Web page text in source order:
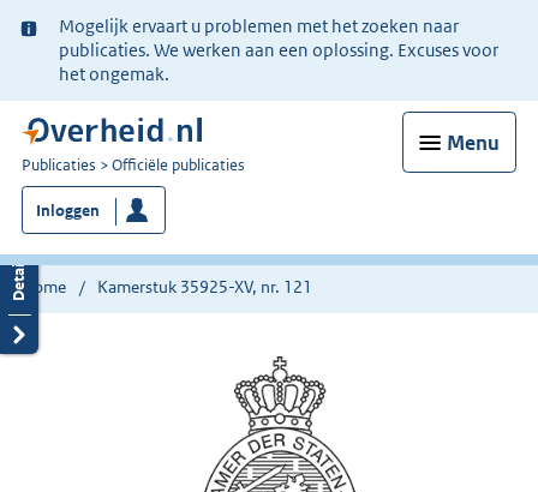
Ter
informatie:
Mogelijk ervaart u problemen met het zoeken naar
publicaties. We werken aan een oplossing. Excuses voor
het ongemak.
Menu
U
bent
nu
hier:
Publicaties Officiële publicaties
Inloggen
Home Kamerstuk 35925-XV, nr. 121